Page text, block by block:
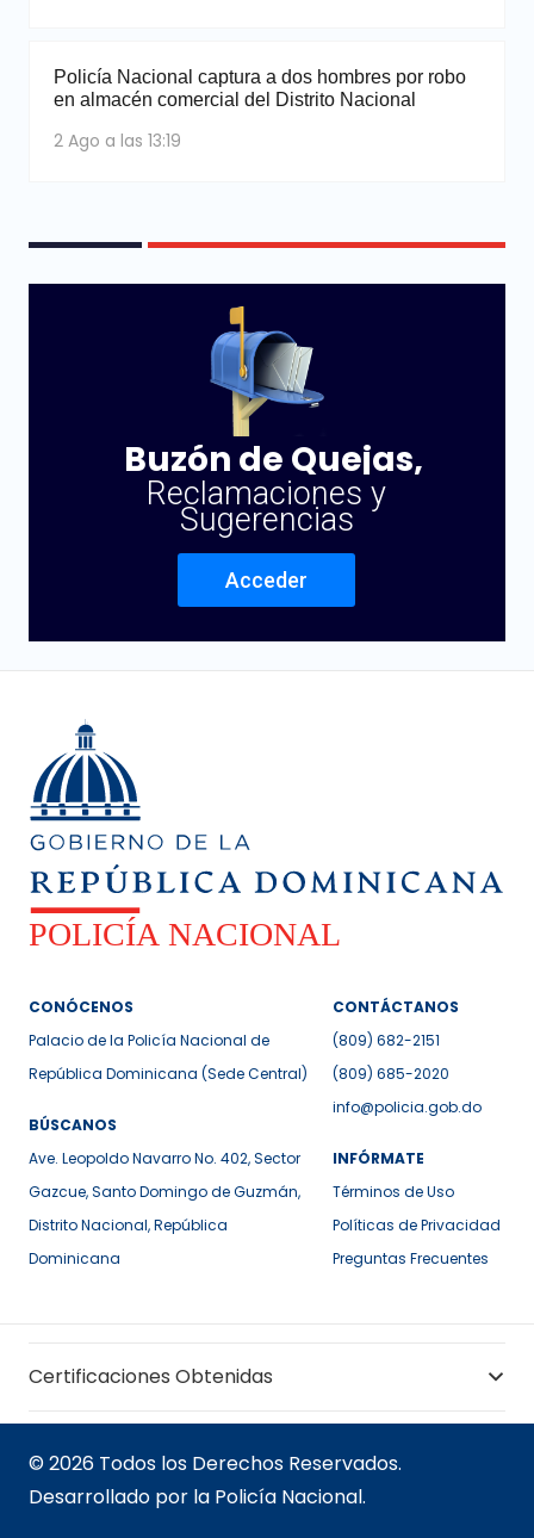
Policía Nacional captura a dos hombres por robo
en almacén comercial del Distrito Nacional
2 Ago a las 13:19
Buzón de Quejas,
Reclamaciones y
Sugerencias
Acceder
CONÓCENOS
Palacio de la Policía Nacional de
República Dominicana (Sede Central)
BÚSCANOS
Ave. Leopoldo Navarro No. 402, Sector
Gazcue, Santo Domingo de Guzmán,
Distrito Nacional, República
Dominicana
CONTÁCTANOS
(809) 682-2151
(809) 685-2020
info@policia.gob.do
INFÓRMATE
Términos de Uso
Políticas de Privacidad
Preguntas Frecuentes
Certificaciones Obtenidas
© 2026 Todos los Derechos Reservados.
Desarrollado por la Policía Nacional.